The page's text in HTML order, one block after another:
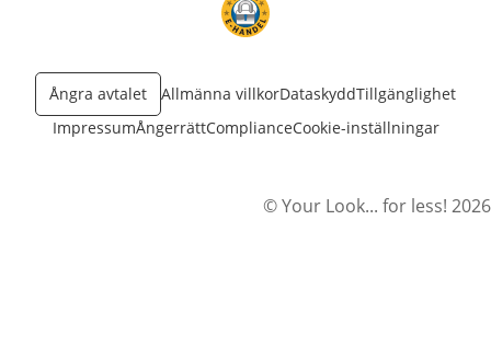
öppnas i nytt fönster
Ångra avtalet Allmänna villkorDataskyddTillgänglighet
ImpressumÅngerrättComplianceCookie-inställningar
© Your Look... for less! 2026